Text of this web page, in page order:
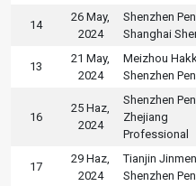
14
26 May,
2024
Shenzhen
Shanghai
13
21 May,
2024
Meizhou
Shenzhen
16
25 Haz,
2024
Shenzhen
Zhejiang
Professional
17
29 Haz,
2024
Tianjin
Shenzhen